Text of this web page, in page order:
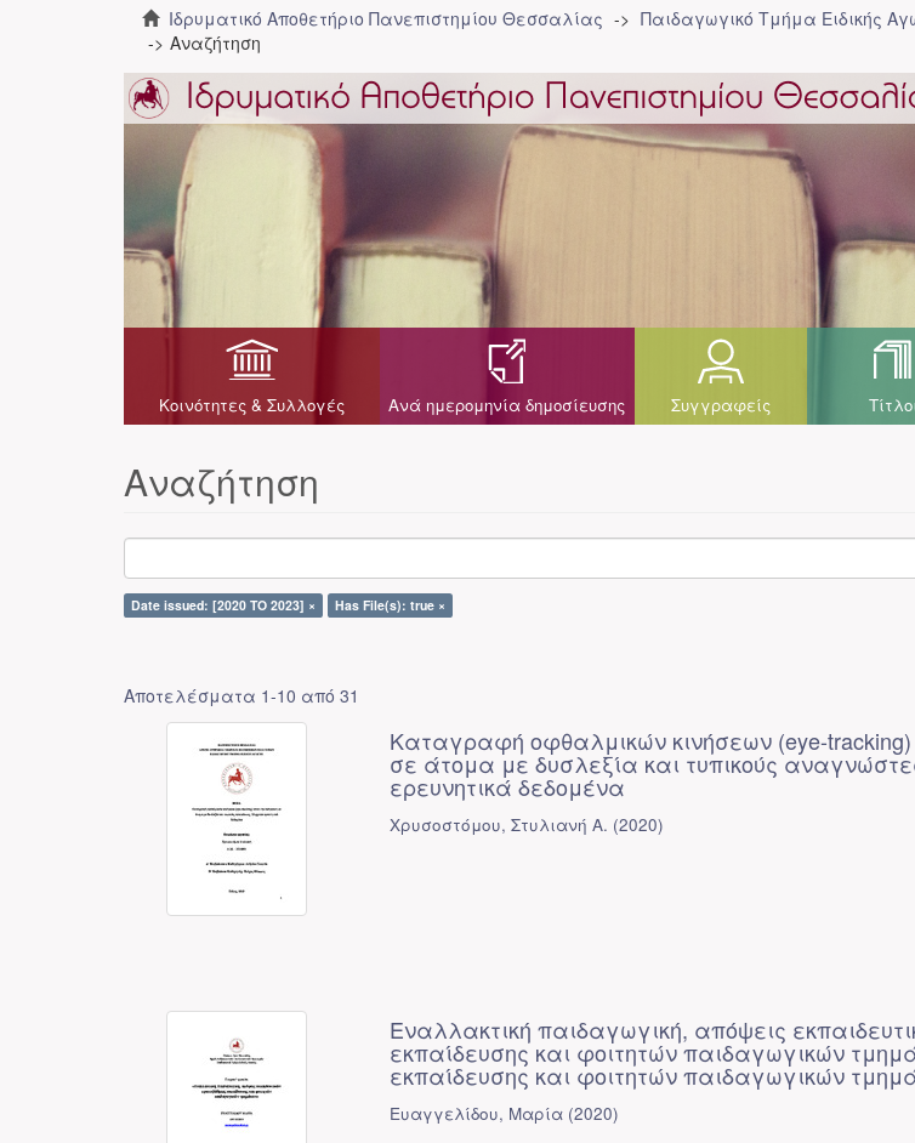
Ιδρυματικό Αποθετήριο Πανεπιστημίου Θεσσαλίας Παιδαγωγικό Τμήμα Ειδικής
Αναζήτηση
Κοινότητες & Συλλογές Ανά ημερομηνία δημοσίευσης Συγγραφείς
Αναζήτηση
Date issued: [2020 TO 2023] × Has File(s): true ×
Αποτελέσματα 1-10 από 31
Καταγραφή οφθαλμικών κινήσεων (eye-
σε άτομα με δυσλεξία και τυπικούς
ερευνητικά δεδομένα
Χρυσοστόμου, Στυλιανή Α. (2020)
Εναλλακτική παιδαγωγική, απόψεις
εκπαίδευσης και φοιτητών παιδαγωγικών
εκπαίδευσης και φοιτητών παιδαγωγικών
Ευαγγελίδου, Μαρία (2020)